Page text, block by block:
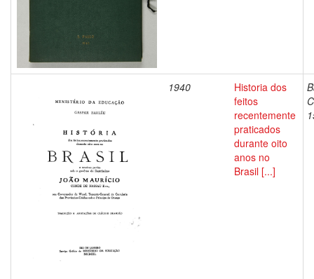
1940
Historia dos
feitos
recentemente
praticados
durante oito
anos no
Brasil [...]